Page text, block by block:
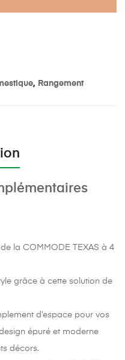
, Rangement
la COMMODE TEXAS à 4
grâce à cette solution de
d’espace pour vos
épuré et moderne
décors.